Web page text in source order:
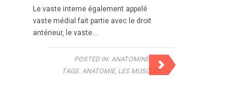
Le vaste interne également appelé
vaste médial fait partie avec le droit
antérieur, le vaste…
POSTED IN: ANATOMINE
TAGS: ANATOMIE, LES MUSCLES